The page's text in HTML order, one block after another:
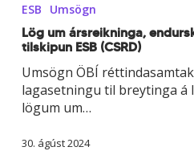
ársreikninga,
endurskoðun
ofl.
Innleiðing
á
tilskipun
ESB
(CSRD)
ESB Umsögn
Lög um ársreikninga,
tilskipun ESB (CSRD)
Umsögn ÖBÍ
lagasetningu til breytinga á
lögum um…
30. ágúst 2024